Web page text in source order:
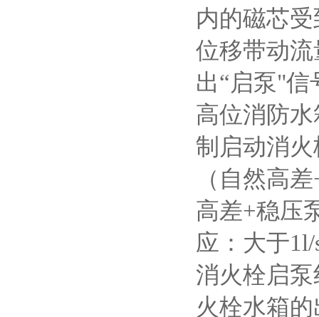
内的磁芯
位移带动
出“启泵"
高位消防
制启动消
（自然高
高差+稳压
应：大于
消火栓启
火栓水箱